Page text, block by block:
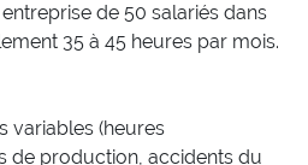
de 50 salariés dans
35 à 45 heures par mois.
variables (heures
de production, accidents du